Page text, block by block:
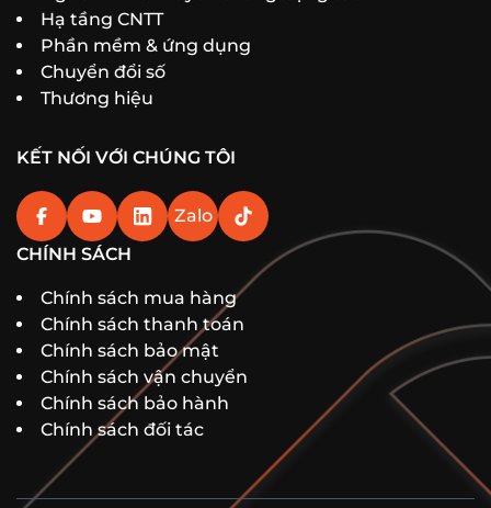
Hạ tầng CNTT
Phần mềm & ứng dụng
Chuyển đổi số
Thương hiệu
KẾT NỐI VỚI CHÚNG TÔI
Zalo
CHÍNH SÁCH
Chính sách mua hàng
Chính sách thanh toán
Chính sách bảo mật
Chính sách vận chuyển
Chính sách bảo hành
Chính sách đối tác